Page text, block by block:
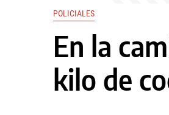
POLICIALES
En la
kilo de